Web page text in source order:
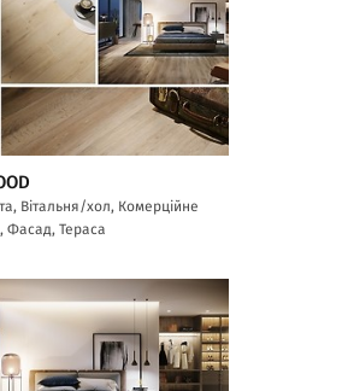
Вітальня/хол, Комерційне
Фасад, Тераса